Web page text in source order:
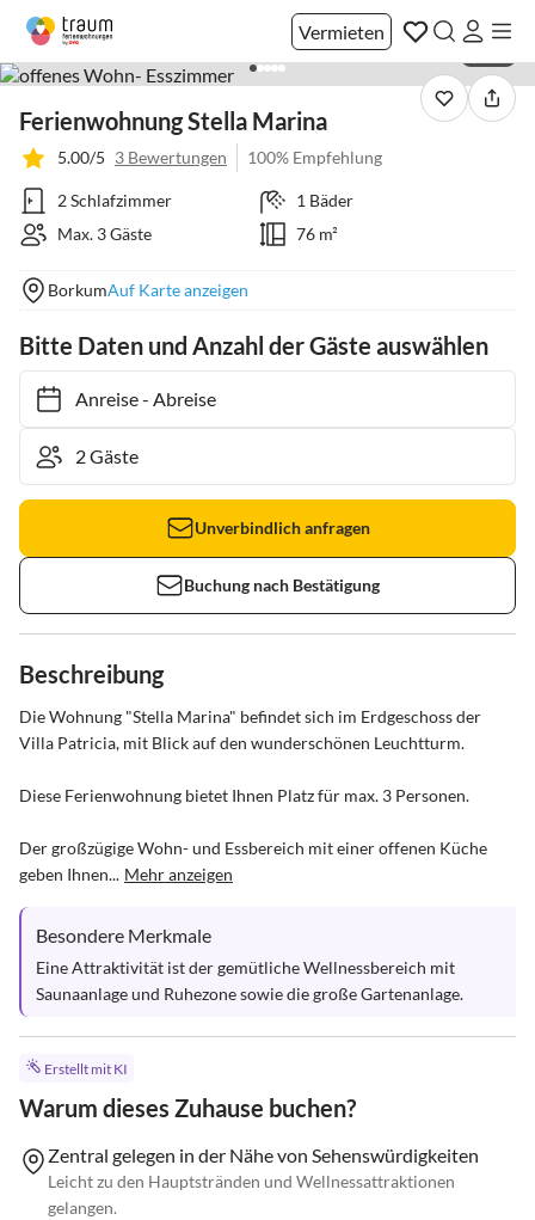
Vermieten
Ferienwohnung Stella Marina
5.00/5 3 Bewertungen 100% Empfehlung
2 Schlafzimmer
1 Bäder
Max. 3 Gäste
76 m²
BorkumAuf Karte anzeigen
Bitte Daten und Anzahl der Gäste auswählen
Anreise- Abreise
Unverbindlich anfragen
Buchung nach Bestätigung
Beschreibung
Die Wohnung "Stella Marina" befindet sich im Erdgeschoss der
Villa Patricia, mit Blick auf den wunderschönen Leuchtturm.
Diese Ferienwohnung bietet Ihnen Platz für max. 3 Personen.
Der großzügige Wohn- und Essbereich mit einer offenen Küche
geben Ihnen... Mehr anzeigen
Besondere Merkmale
Eine Attraktivität ist der gemütliche Wellnessbereich mit
Saunaanlage und Ruhezone sowie die große Gartenanlage.
Erstellt mit KI
Warum dieses Zuhause buchen?
Zentral gelegen in der Nähe von Sehenswürdigkeiten
Leicht zu den Hauptstränden und Wellnessattraktionen
gelangen.